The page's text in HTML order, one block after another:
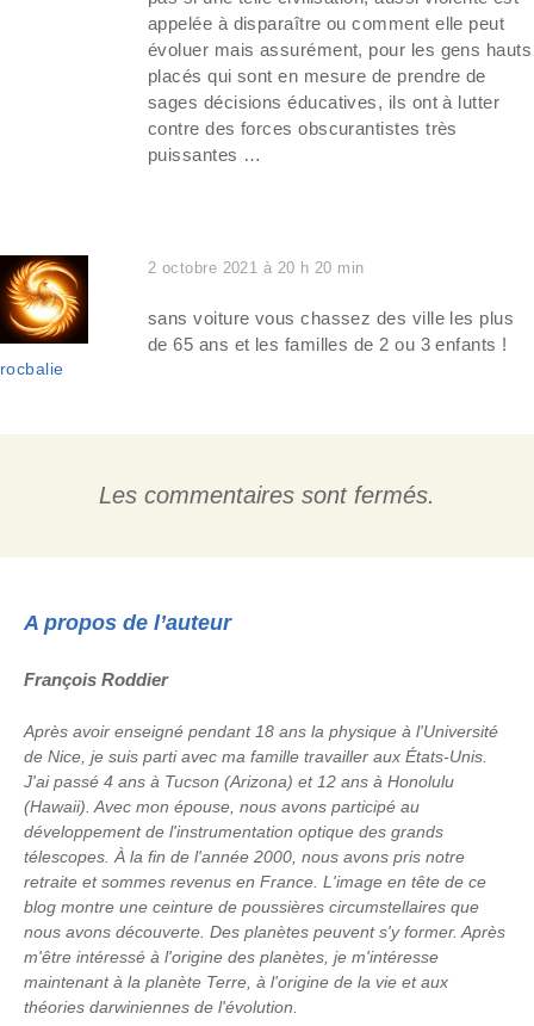
appelée à disparaître ou comment elle peut
évoluer mais assurément, pour les gens hauts
placés qui sont en mesure de prendre de
sages décisions éducatives, ils ont à lutter
contre des forces obscurantistes très
puissantes …
rocbalie
2 octobre 2021 à 20 h 20 min
sans voiture vous chassez des ville les plus
de 65 ans et les familles de 2 ou 3 enfants !
Les commentaires sont fermés.
A propos de l’auteur
François Roddier
Après avoir enseigné pendant 18 ans la physique à l'Université
de Nice, je suis parti avec ma famille travailler aux États-Unis.
J'ai passé 4 ans à Tucson (Arizona) et 12 ans à Honolulu
(Hawaii). Avec mon épouse, nous avons participé au
développement de l'instrumentation optique des grands
télescopes. À la fin de l'année 2000, nous avons pris notre
retraite et sommes revenus en France. L'image en tête de ce
blog montre une ceinture de poussières circumstellaires que
nous avons découverte. Des planètes peuvent s'y former. Après
m'être intéressé à l'origine des planètes, je m'intéresse
maintenant à la planète Terre, à l'origine de la vie et aux
théories darwiniennes de l'évolution.